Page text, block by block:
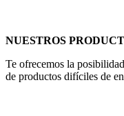
NUESTROS
Te ofrecemos la
de productos difíciles de